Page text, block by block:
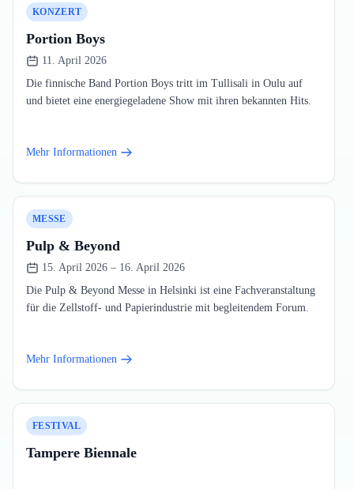
KONZERT
Portion Boys
11. April 2026
Die finnische Band Portion Boys tritt im Tullisali in Oulu auf
und bietet eine energiegeladene Show mit ihren bekannten Hits.
Mehr Informationen
MESSE
Pulp & Beyond
15. April 2026 – 16. April 2026
Die Pulp & Beyond Messe in Helsinki ist eine Fachveranstaltung
für die Zellstoff- und Papierindustrie mit begleitendem Forum.
Mehr Informationen
FESTIVAL
Tampere Biennale